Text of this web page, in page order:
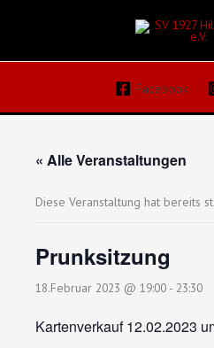
Facebook
« Alle Veranstaltungen
Diese Veranstaltung hat bereits
Prunksitzung
18.Februar 2023 @ 19:00 - 23:30
Kartenverkauf 12.02.2023